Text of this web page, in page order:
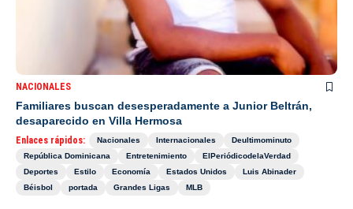
NACIONALES
Familiares buscan desesperadamente a Junior Beltrán,
desaparecido en Villa Hermosa
Enlaces rápidos: Nacionales Internacionales
Deultimominuto
República Dominicana
Entretenimiento
ElPeriódicodelaVerdad
Deportes
Estilo Economía Estados Unidos
Luis Abinader
Béisbol
portada Grandes Ligas MLB